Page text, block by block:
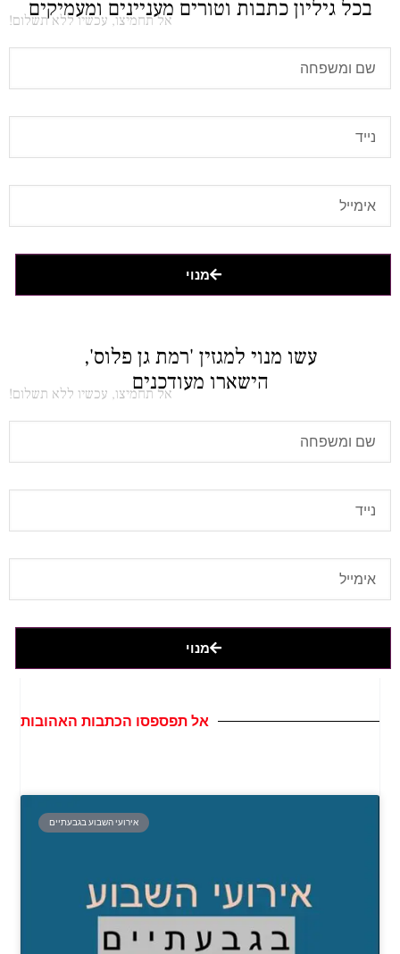
בכל גיליון כתבות וטורים מעניינים ומעמיקים
אל תחמיצו, עכשיו ללא תשלום!
מנוי
עשו מנוי למגזין 'רמת גן פלוס',
הישארו מעודכניםאל תחמיצו, עכשיו ללא תשלום!
מנוי
אל תפספסו הכתבות האהובות
אירועי השבוע בגבעתיים